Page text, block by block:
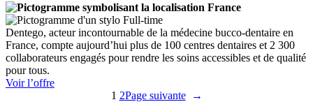
France
Full-time
Dentego, acteur incontournable de la médecine bucco-dentaire en
France, compte aujourd’hui plus de 100 centres dentaires et 2 300
collaborateurs engagés pour rendre les soins accessibles et de qualité
pour tous.
Voir l’offre:
1 2Page suivante →